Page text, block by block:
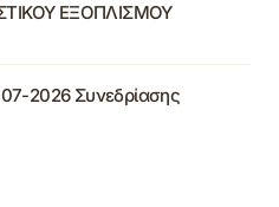
ΕΞΟΠΛΙΣΜΟΥ
2026 Συνεδρίασης